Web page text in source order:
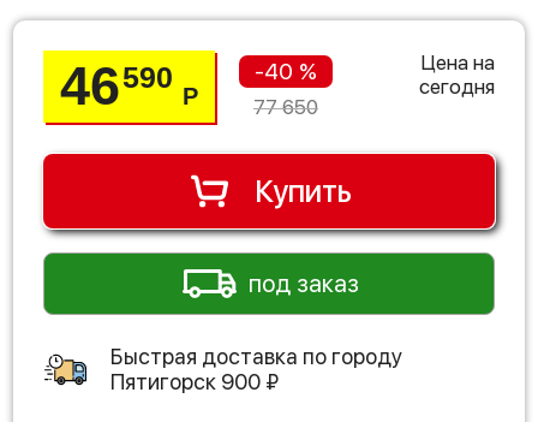
46590
Р
-40 %
77 650
Цена на
сегодня
Купить
под заказ
Быстрая доставка по городу
Пятигорск 900 ₽